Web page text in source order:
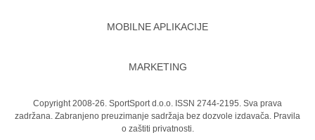
MOBILNE APLIKACIJE
MARKETING
Copyright 2008-26. SportSport d.o.o. ISSN 2744-2195. Sva prava
zadržana. Zabranjeno preuzimanje sadržaja bez dozvole izdavača. Pravila
o zaštiti privatnosti.